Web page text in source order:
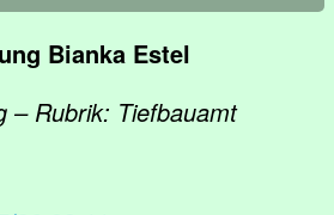
Bianka Estel
– Rubrik: Tiefbauamt